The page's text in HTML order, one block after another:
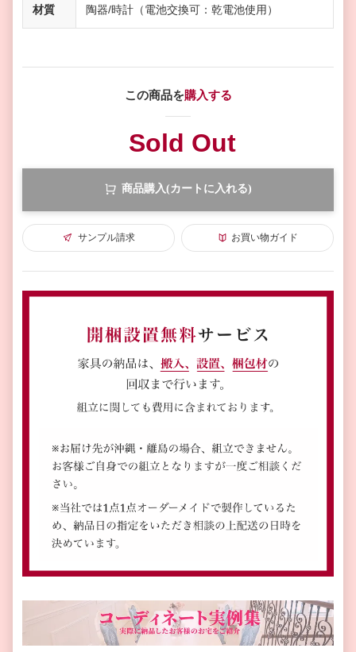
材質 陶器/時計（電池交換可：乾電池使用）
この商品を購入する
Sold Out
商品購入(カートに入れる)
サンプル請求 お買い物ガイド